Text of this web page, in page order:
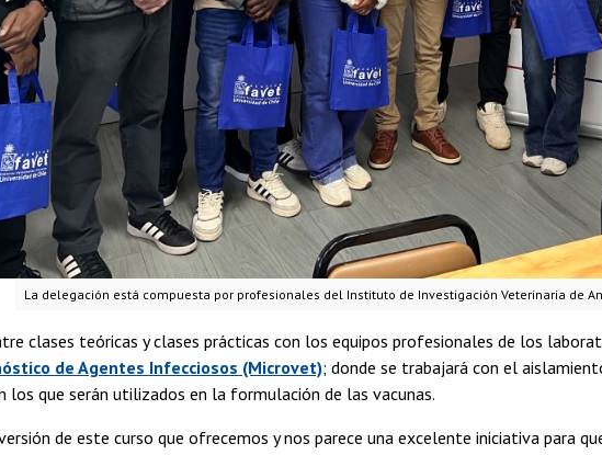
La delegación está compuesta por profesionales del Instituto de Investigación Veterinaria de
clases teóricas y clases prácticas con los equipos profesionales de los
de Agentes Infecciosos (Microvet); donde se trabajará con el
los que serán utilizados en la formulación de las vacunas.
de este curso que ofrecemos y nos parece una excelente iniciativa para